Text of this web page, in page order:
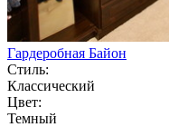
Гардеробная Байон
Стиль:
Классический
Цвет:
Темный